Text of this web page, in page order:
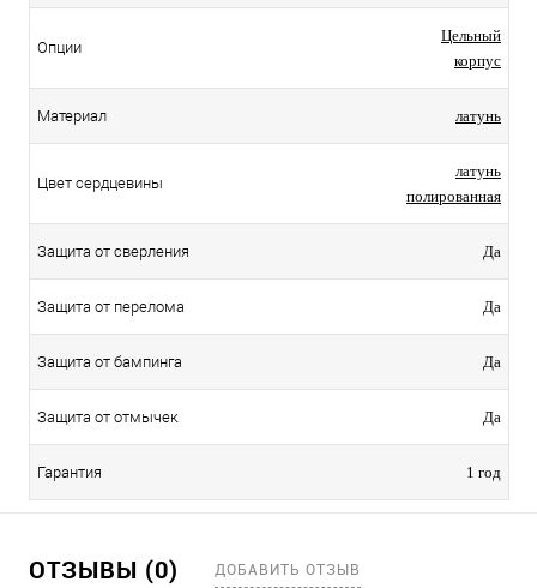
Опции
Цельный
корпус
Материал латунь
Цвет сердцевины
латунь
полированная
Защита от сверления Да
Защита от перелома Да
Защита от бампинга Да
Защита от отмычек Да
Гарантия 1 год
ОТЗЫВЫ (0) ДОБАВИТЬ ОТЗЫВ